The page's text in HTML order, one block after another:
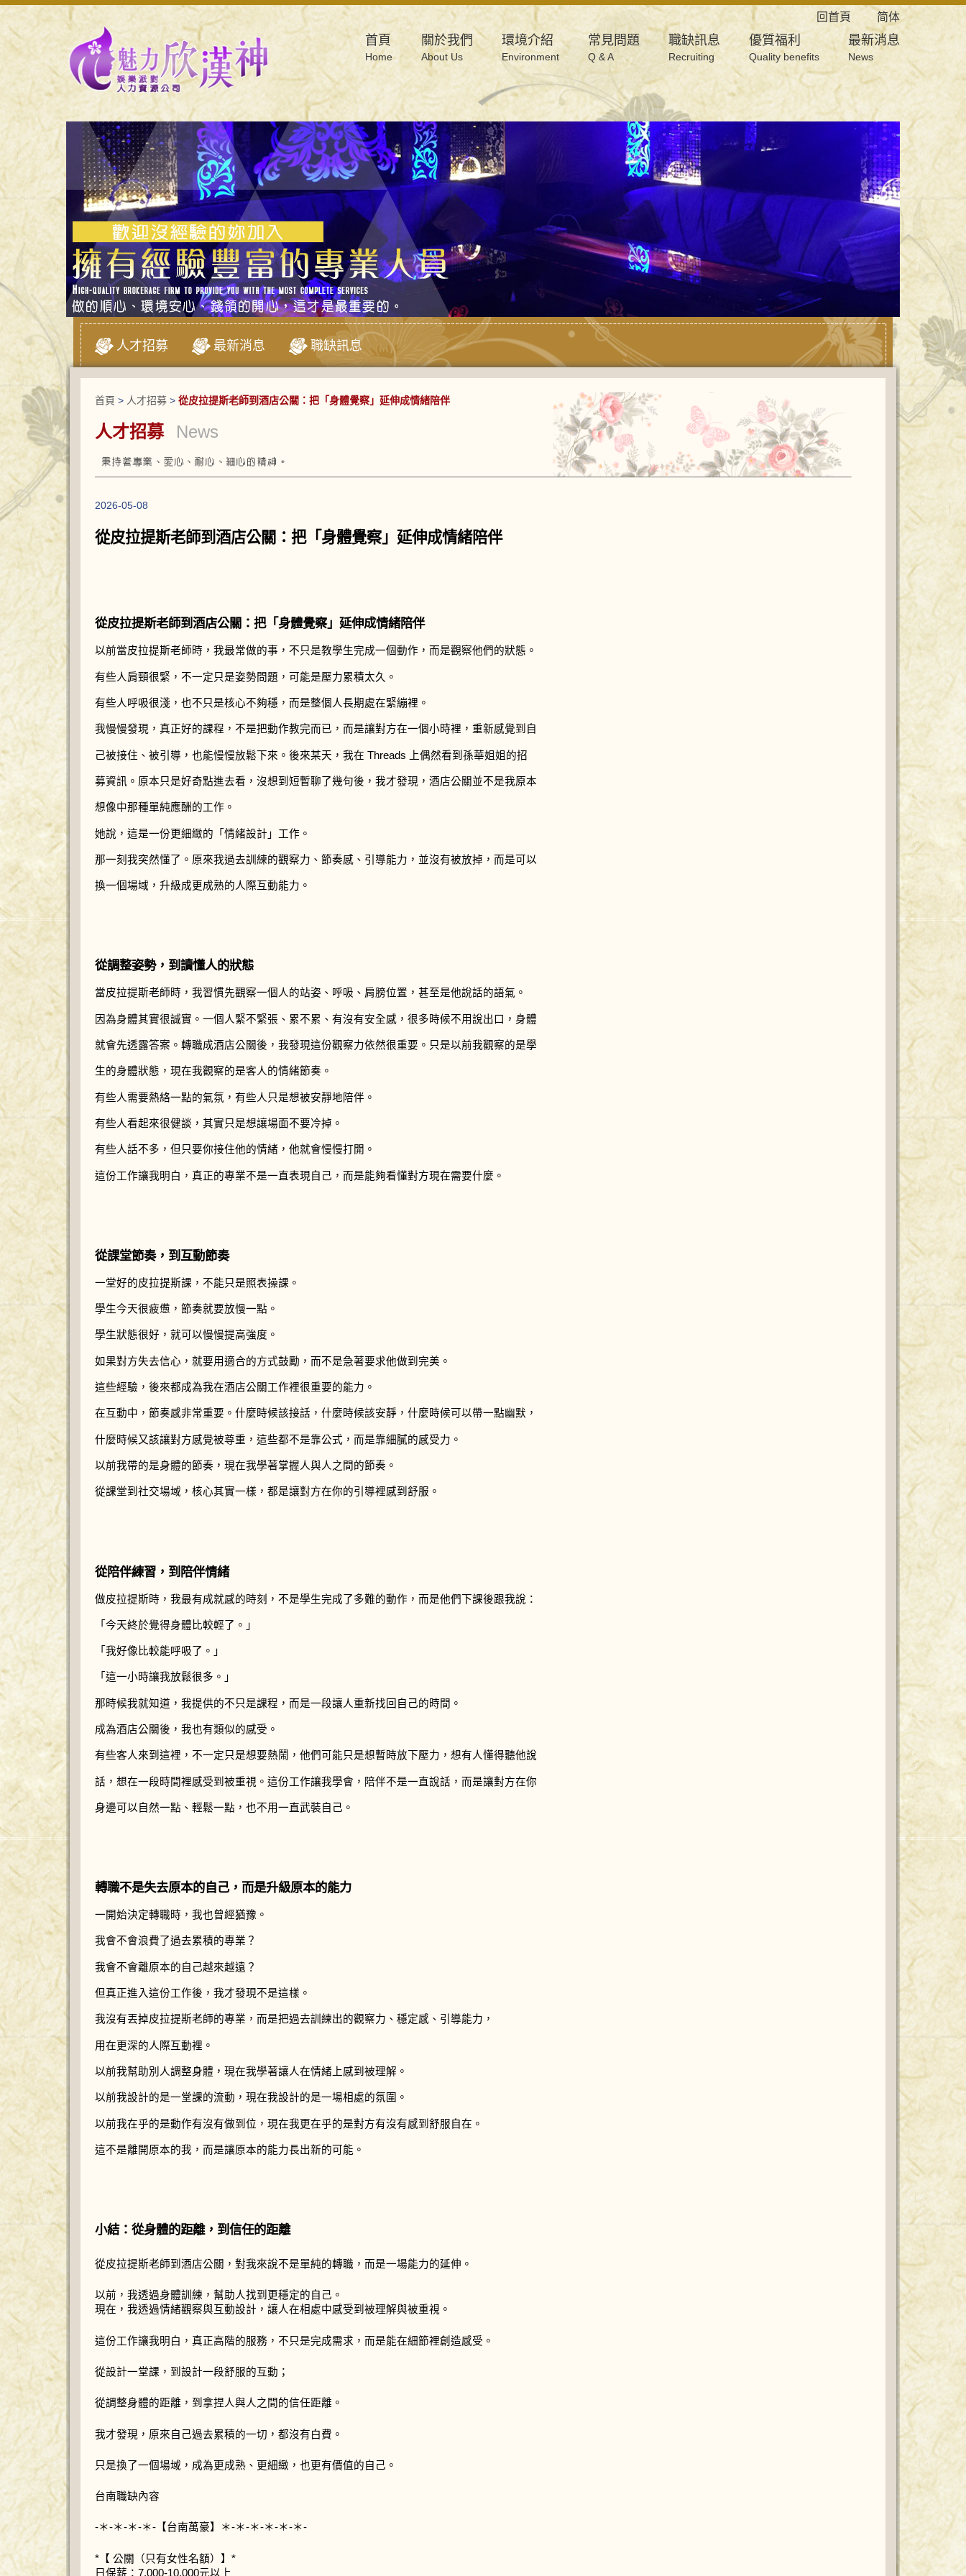
回首頁 简体
首頁
Home
關於我們
About Us
環境介紹
Environment
常見問題
Q & A
職缺訊息
Recruiting
優質福利
Quality benefits
最新消息
News
人才招募 最新消息 職缺訊息
首頁 > 人才招募 > 從皮拉提斯老師到酒店公關：把「身體覺察」延伸成情緒陪伴
人才招募 News
2026-05-08
從皮拉提斯老師到酒店公關：把「身體覺察」延伸成情緒陪伴
從皮拉提斯老師到酒店公關：把「身體覺察」延伸成情緒陪伴
以前當皮拉提斯老師時，我最常做的事，不只是教學生完成一個動作，而是觀察他們的狀態。
有些人肩頸很緊，不一定只是姿勢問題，可能是壓力累積太久。
有些人呼吸很淺，也不只是核心不夠穩，而是整個人長期處在緊繃裡。
我慢慢發現，真正好的課程，不是把動作教完而已，而是讓對方在一個小時裡，重新感覺到自
己被接住、被引導，也能慢慢放鬆下來。後來某天，我在 Threads 上偶然看到孫華姐姐的招
募資訊。原本只是好奇點進去看，沒想到短暫聊了幾句後，我才發現，酒店公關並不是我原本
想像中那種單純應酬的工作。
她說，這是一份更細緻的「情緒設計」工作。
那一刻我突然懂了。原來我過去訓練的觀察力、節奏感、引導能力，並沒有被放掉，而是可以
換一個場域，升級成更成熟的人際互動能力。
從調整姿勢，到讀懂人的狀態
當皮拉提斯老師時，我習慣先觀察一個人的站姿、呼吸、肩膀位置，甚至是他說話的語氣。
因為身體其實很誠實。一個人緊不緊張、累不累、有沒有安全感，很多時候不用說出口，身體
就會先透露答案。轉職成酒店公關後，我發現這份觀察力依然很重要。只是以前我觀察的是學
生的身體狀態，現在我觀察的是客人的情緒節奏。
有些人需要熱絡一點的氣氛，有些人只是想被安靜地陪伴。
有些人看起來很健談，其實只是想讓場面不要冷掉。
有些人話不多，但只要你接住他的情緒，他就會慢慢打開。
這份工作讓我明白，真正的專業不是一直表現自己，而是能夠看懂對方現在需要什麼。
從課堂節奏，到互動節奏
一堂好的皮拉提斯課，不能只是照表操課。
學生今天很疲憊，節奏就要放慢一點。
學生狀態很好，就可以慢慢提高強度。
如果對方失去信心，就要用適合的方式鼓勵，而不是急著要求他做到完美。
這些經驗，後來都成為我在酒店公關工作裡很重要的能力。
在互動中，節奏感非常重要。什麼時候該接話，什麼時候該安靜，什麼時候可以帶一點幽默，
什麼時候又該讓對方感覺被尊重，這些都不是靠公式，而是靠細膩的感受力。
以前我帶的是身體的節奏，現在我學著掌握人與人之間的節奏。
從課堂到社交場域，核心其實一樣，都是讓對方在你的引導裡感到舒服。
從陪伴練習，到陪伴情緒
做皮拉提斯時，我最有成就感的時刻，不是學生完成了多難的動作，而是他們下課後跟我說：
「今天終於覺得身體比較輕了。」
「我好像比較能呼吸了。」
「這一小時讓我放鬆很多。」
那時候我就知道，我提供的不只是課程，而是一段讓人重新找回自己的時間。
成為酒店公關後，我也有類似的感受。
有些客人來到這裡，不一定只是想要熱鬧，他們可能只是想暫時放下壓力，想有人懂得聽他說
話，想在一段時間裡感受到被重視。這份工作讓我學會，陪伴不是一直說話，而是讓對方在你
身邊可以自然一點、輕鬆一點，也不用一直武裝自己。
轉職不是失去原本的自己，而是升級原本的能力
一開始決定轉職時，我也曾經猶豫。
我會不會浪費了過去累積的專業？
我會不會離原本的自己越來越遠？
但真正進入這份工作後，我才發現不是這樣。
我沒有丟掉皮拉提斯老師的專業，而是把過去訓練出的觀察力、穩定感、引導能力，
用在更深的人際互動裡。
以前我幫助別人調整身體，現在我學著讓人在情緒上感到被理解。
以前我設計的是一堂課的流動，現在我設計的是一場相處的氛圍。
以前我在乎的是動作有沒有做到位，現在我更在乎的是對方有沒有感到舒服自在。
這不是離開原本的我，而是讓原本的能力長出新的可能。
小結：從身體的距離，到信任的距離
從皮拉提斯老師到酒店公關，對我來說不是單純的轉職，而是一場能力的延伸。
以前，我透過身體訓練，幫助人找到更穩定的自己。
現在，我透過情緒觀察與互動設計，讓人在相處中感受到被理解與被重視。
這份工作讓我明白，真正高階的服務，不只是完成需求，而是能在細節裡創造感受。
從設計一堂課，到設計一段舒服的互動；
從調整身體的距離，到拿捏人與人之間的信任距離。
我才發現，原來自己過去累積的一切，都沒有白費。
只是換了一個場域，成為更成熟、更細緻，也更有價值的自己。
台南職缺內容
-＊-＊-＊-＊-【台南萬豪】＊-＊-＊-＊-＊-＊-
*【 公關（只有女性名額）】*
日保薪：7,000-10,000元以上